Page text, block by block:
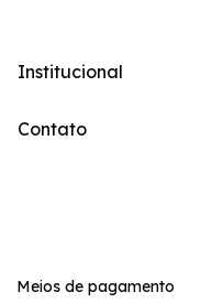
Institucional
Contato
Meios de pagamento